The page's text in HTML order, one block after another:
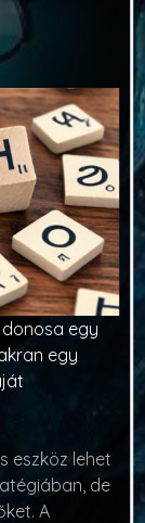
egy
egy
eszköz lehet
de
A